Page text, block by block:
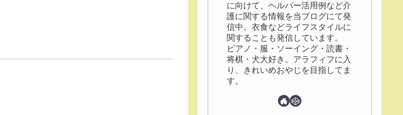
に向けて、ヘルパー活用例など介
護に関する情報を当ブログにて発
信中。衣食などライフスタイルに
関することも発信しています。
ピアノ・服・ソーイング・読書・
将棋・犬大好き。アラフィフに入
り、きれいめおやじを目指してま
す。